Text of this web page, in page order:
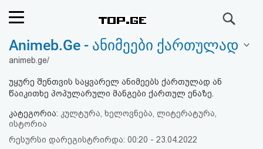
რეიტინგი
კითხვა-
Animeb.Ge - ანიმეები ქართულად
animeb.ge/
უყურე შენთვის საყვარელ ანიმეებს ქართულად ან
წაიკითხე პოპულარული მანგები ქართულ ენაზე.
კატეგორია: კულტურა, ხელოვნება, ლიტერატურა,
ისტორია
რესურსი დარეგისტრირდა: 00:20 - 23.04.2022